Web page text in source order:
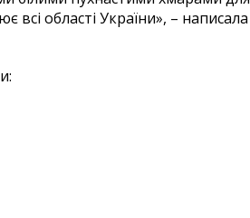
області України», – написала